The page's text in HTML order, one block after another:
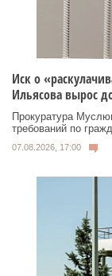
Иск о
Ильясова вырос
Прокуратура
требований по
07.08.2026, 17:00